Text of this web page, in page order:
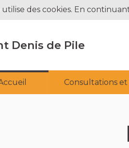
utilise des cookies. En
Denis de Pile
Consultations